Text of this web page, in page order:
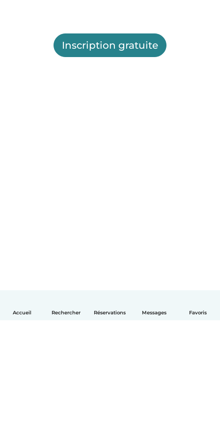
Accueil Rechercher Réservations Messages Favoris
Inscription gratuite